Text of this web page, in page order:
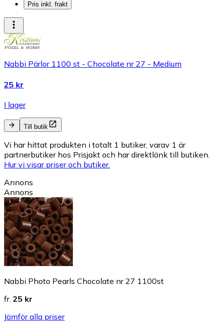
Pris inkl. frakt
Nabbi Pärlor 1100 st - Chocolate nr 27 - Medium
25 kr
I lager
Till butik
Vi har hittat produkten i totalt 1 butiker, varav 1 är
partnerbutiker hos Prisjakt och har direktlänk till butiken.
Hur vi visar priser och butiker.
Annons
Annons
Nabbi Photo Pearls Chocolate nr 27 1100st
fr. 25 kr
Jämför alla priser